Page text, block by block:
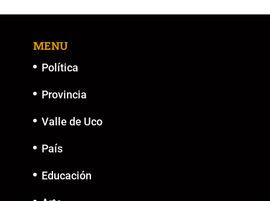
b
o
k
A Li n
MENU
Política
Provincia
Valle de Uco
País
Educación